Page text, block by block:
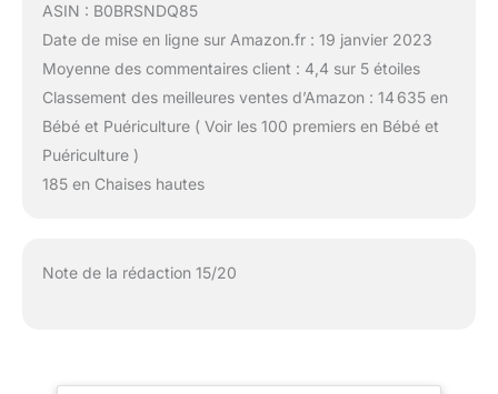
ASIN : B0BRSNDQ85
Date de mise en ligne sur Amazon.fr : 19 janvier 2023
Moyenne des commentaires client : 4,4 sur 5 étoiles
Classement des meilleures ventes d’Amazon : 14 635 en
Bébé et Puériculture ( Voir les 100 premiers en Bébé et
Puériculture )
185 en Chaises hautes
Note de la rédaction 15/20